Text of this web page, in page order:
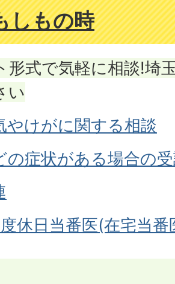
しもの時
形式で気軽に相談!埼
い
やけがに関する相談
の症状がある場合の
休日当番医(在宅当